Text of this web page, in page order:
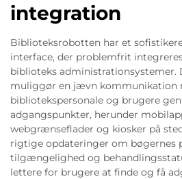
integration
Biblioteksrobotten har et
interface, der problemfrit
biblioteks administrationsystemer.
muliggør en jævn kommunikation
bibliotekspersonale og brugere
adgangspunkter, herunder
webgrænseflader og kiosker på
rigtige opdateringer om bøgernes
tilgængelighed og
lettere for brugere at finde og få